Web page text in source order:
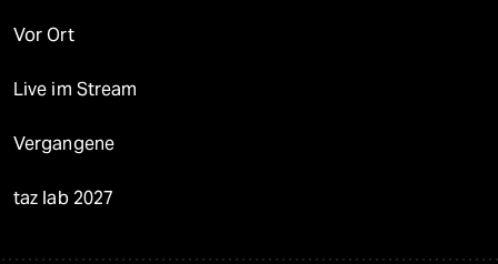
Vor Ort
Live im Stream
Vergangene
taz lab 2027